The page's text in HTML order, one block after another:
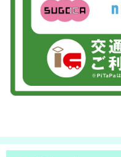
2026/05/29
松戸市よりお越しのお客様の
ありがとうございました！
2026/05/29
松戸市よりお越しのお客様の
ありがとうございました！
松戸市よりお越しのお客様の
りがとうございました！
2026/05/28
松戸市よりお越しのお客様の
させて頂きました！ありがとう